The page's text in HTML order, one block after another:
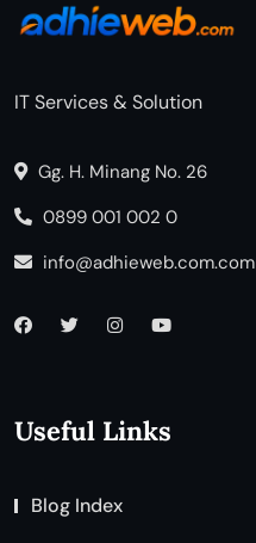
IT Services & Solution
Gg. H. Minang No. 26
0899 001 002 0
info@adhieweb.com.com
Useful Links
Blog Index